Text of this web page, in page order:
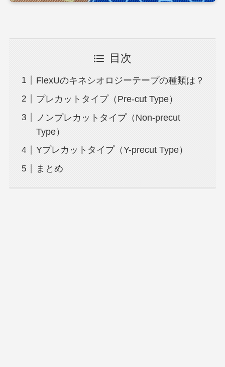
目次
FlexUのキネシオロジーテープの種類は？
プレカットタイプ（Pre-cut Type）
ノンプレカットタイプ（Non-precut
Type）
Yプレカットタイプ（Y-precut Type）
まとめ